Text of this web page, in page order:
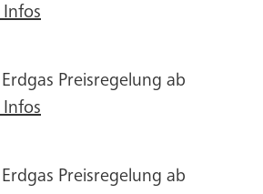
Preisregelung ab
Preisregelung ab